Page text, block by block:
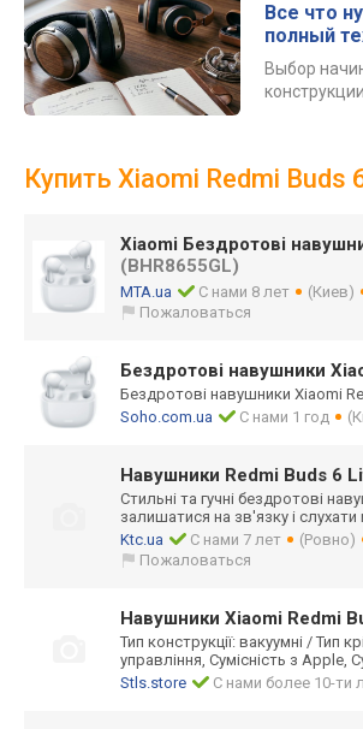
Все что
полный
Выбор
Купить Xiaomi Redmi Buds
Xiaomi Бездротові
(BHR8655GL)
MTA.ua С нами 8 лет (Киев)
Пожаловаться
Бездротові навушники
Бездротові навушники Xiaomi
Soho.com.ua
С нами 1 год
Навушники Redmi Buds 6
Стильні та гучні бездротові
залишатися на зв'язку і
Ktc.ua
С нами 7 лет (Ровно)
Пожаловаться
Навушники Xiaomi Redmi
Тип конструкції: вакуумні / Тип
управління, Сумісність з Apple,
Stls.store
С нами более 10-ти